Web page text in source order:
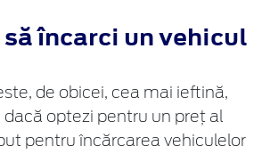
încarci un vehicul
de obicei, cea mai ieftină,
dacă optezi pentru un preț al
pentru încărcarea vehiculelor